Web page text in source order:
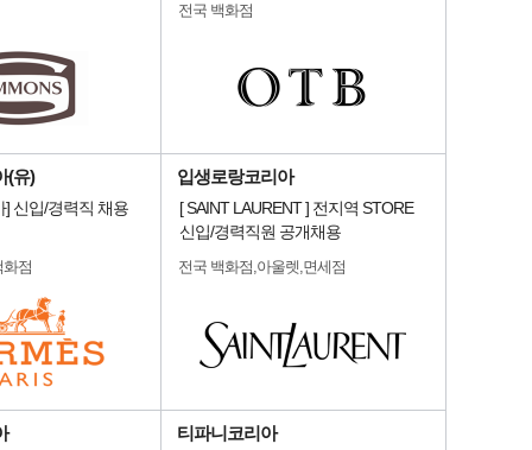
전국 백화점
(유)
신입/경력직 채용
점
입생로랑코리아
[ SAINT LAURENT ] 전지역 STORE
신입/경력직원 공개채용
전국 백화점,아울렛,면세점
티파니코리아